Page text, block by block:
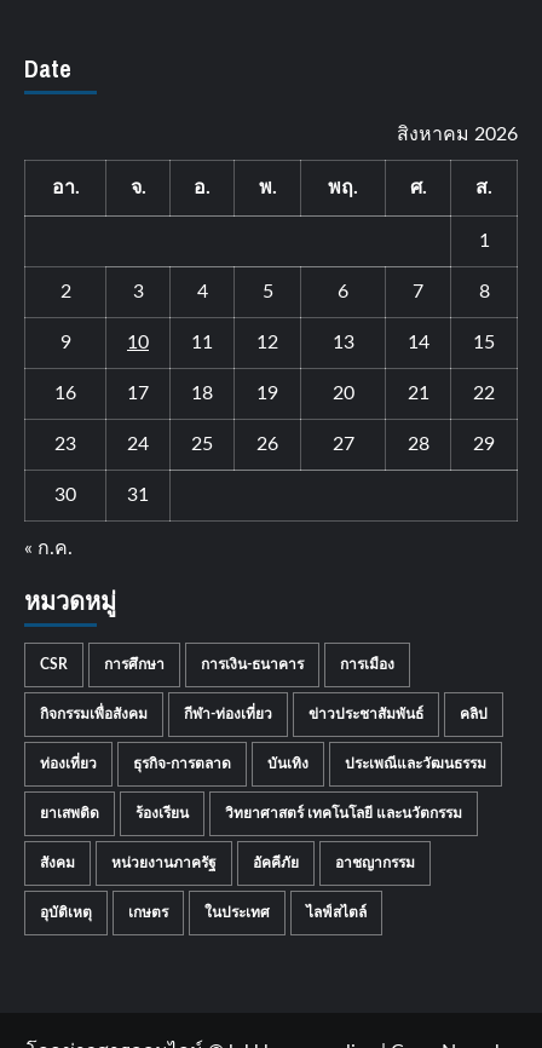
Date
สิงหาคม 2026
อา. จ. อ. พ. พฤ. ศ. ส.
1
2 3 4 5 6 7 8
9 10 11 12 13 14 15
16 17 18 19 20 21 22
23 24 25 26 27 28 29
30 31
« ก.ค.
หมวดหมู่
CSR การศึกษา การเงิน-ธนาคาร การเมือง
กิจกรรมเพื่อสังคม กีฬา-ท่องเที่ยว ข่าวประชาสัมพันธ์ คลิป
ท่องเที่ยว ธุรกิจ-การตลาด บันเทิง ประเพณีและวัฒนธรรม
ยาเสพติด ร้องเรียน วิทยาศาสตร์ เทคโนโลยี และนวัตกรรม
สังคม หน่วยงานภาครัฐ อัคคีภัย อาชญากรรม
อุบัติเหตุ เกษตร ในประเทศ ไลฟ์สไตล์